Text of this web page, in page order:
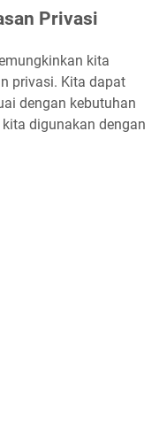
Privasi
kita
privasi. Kita dapat
dengan kebutuhan
digunakan dengan